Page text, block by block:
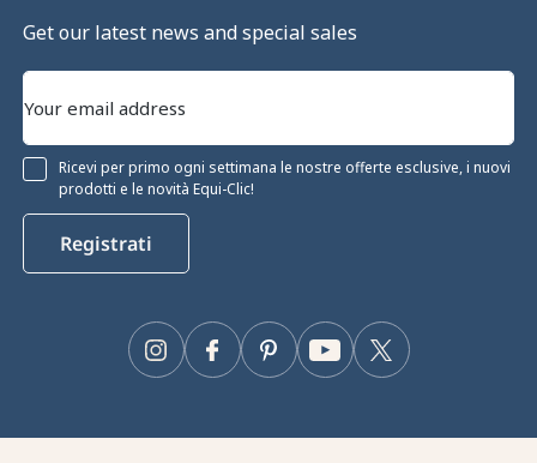
Gestione dei cookie
Il nostro sito web utilizza i cookie per garantirne il corretto
modificare le tue preferenze, clicca sul pulsante "Configura".
Get our latest news and special sales
Ricevi per primo ogni settimana le nostre offerte esclusive, i nuovi
prodotti e le novità Equi-Clic!
Registrati
Facebook Twitter
YouTube
Pinterest
Instagram